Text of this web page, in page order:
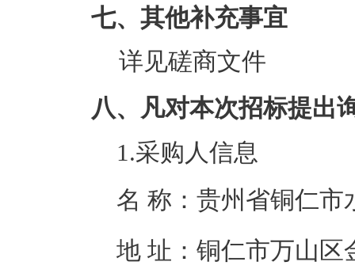
七、其他补充事宜
详见磋商文件
八、凡对本次招标提出
1.采购人信息
名 称： 贵州省铜仁市
地 址： 铜仁市万山区